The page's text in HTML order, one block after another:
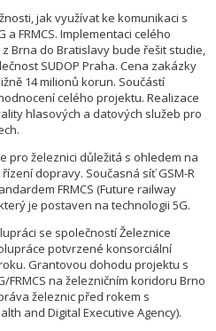
jak využívat ke komunikaci s
FRMCS. Implementaci celého
Brna do Bratislavy bude řešit studie,
SUDOP Praha. Cena zakázky
14 milionů korun. Součástí
celého projektu. Realizace
hlasových a datových služeb pro
pro železnici důležitá s ohledem na
dopravy. Současná síť GSM-R
FRMCS (Future railway
je postaven na technologii 5G.
se společností Železnice
potvrzené konsorciální
Grantovou dohodu projektu s
na železničním koridoru Brno
železnic před rokem s
and Digital Executive Agency).